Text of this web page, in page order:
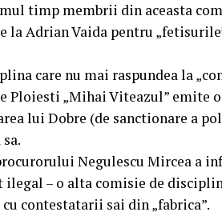
timp membrii din aceasta
la Adrian Vaida pentru
care nu mai raspundea la
„Mihai Viteazul” emite o
lui Dobre (de sanctionare a
Negulescu Mircea a
– o alta comisie de
contestatarii sai din „fabrica”.